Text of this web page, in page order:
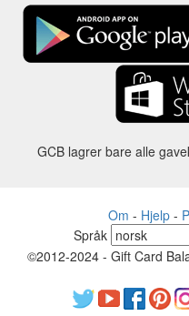
GCB lagrer bare alle
Om - Hjelp-
Språk
©2012-2024 - Gift Card